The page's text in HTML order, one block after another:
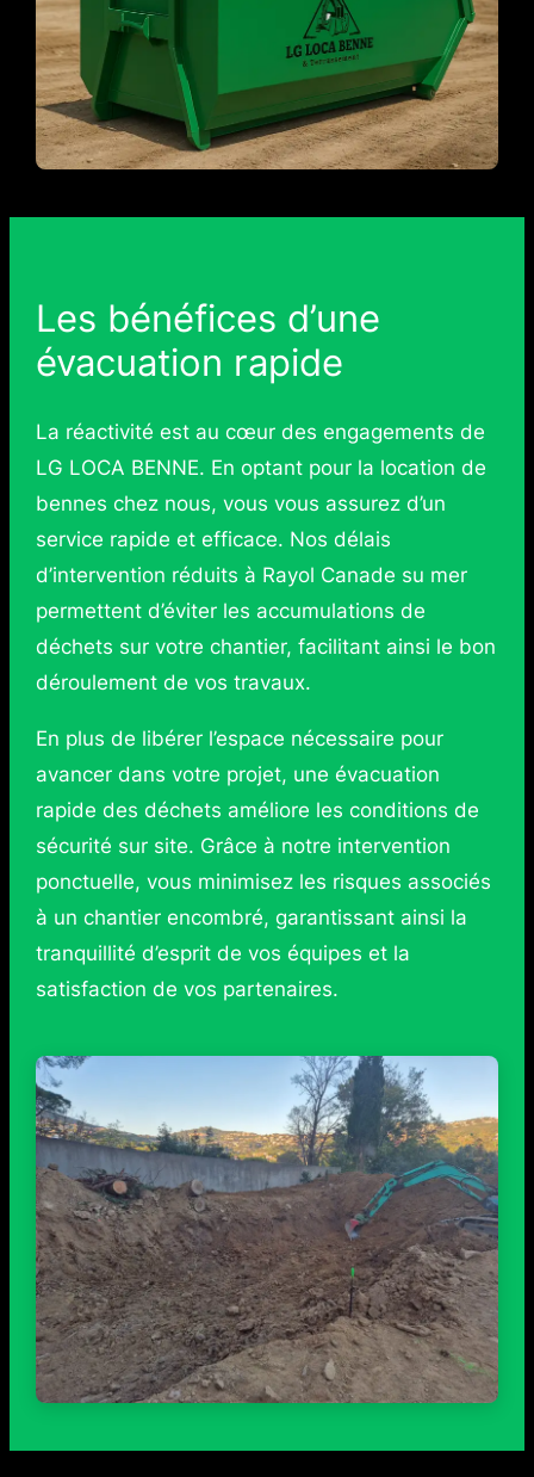
Les bénéfices d’une
évacuation rapide
La réactivité est au cœur des engagements de
LG LOCA BENNE. En optant pour la location de
bennes chez nous, vous vous assurez d’un
service rapide et efficace. Nos délais
d’intervention réduits à Rayol Canade su mer
permettent d’éviter les accumulations de
déchets sur votre chantier, facilitant ainsi le bon
déroulement de vos travaux.
En plus de libérer l’espace nécessaire pour
avancer dans votre projet, une évacuation
rapide des déchets améliore les conditions de
sécurité sur site. Grâce à notre intervention
ponctuelle, vous minimisez les risques associés
à un chantier encombré, garantissant ainsi la
tranquillité d’esprit de vos équipes et la
satisfaction de vos partenaires.